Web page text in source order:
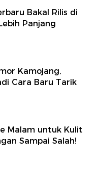
Bakal Rilis di
Panjang
Kamojang,
Cara Baru Tarik
Malam untuk Kulit
Sampai Salah!